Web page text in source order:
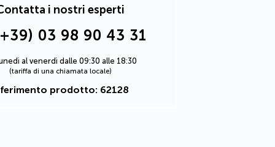
i nostri esperti
03 98 90 43 31
al venerdì dalle 09:30 alle 18:30
(tariffa di una chiamata locale)
prodotto: 62128